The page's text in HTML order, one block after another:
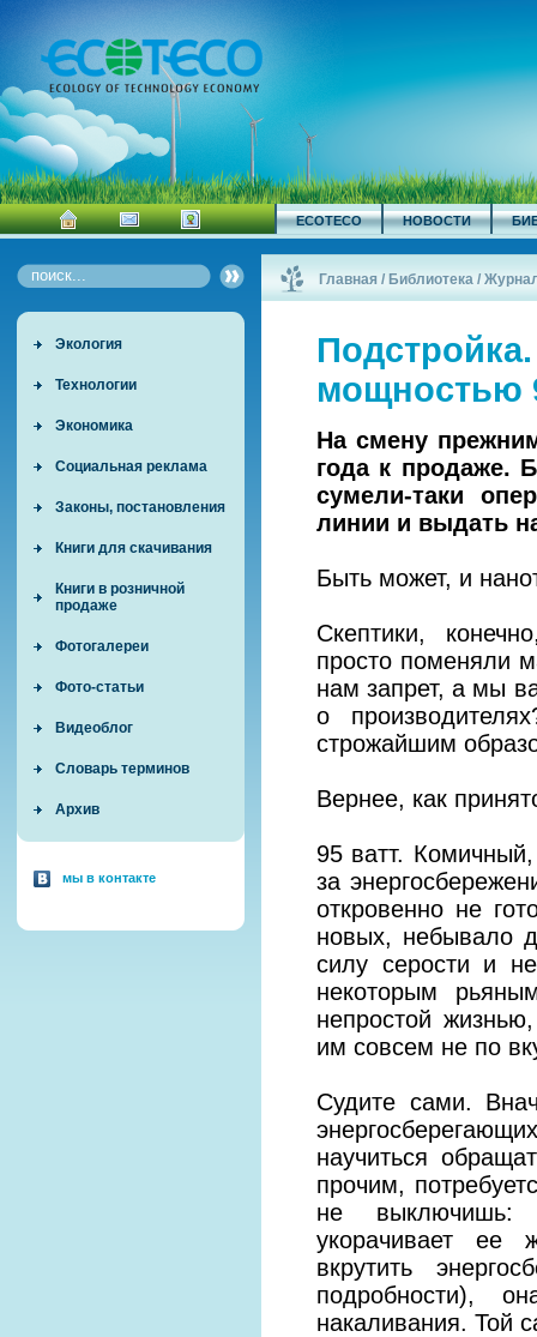
ECOTECO НОВОСТИ
Экология
Технологии
Экономика
Социальная реклама
Законы, постановления
Книги для скачивания
Книги в розничной
продаже
Фотогалереи
Фото-статьи
Видеоблог
Словарь терминов
Архив
мы в контакте
Главная / Библиотека /
мощностью
На смену
года к продаже.
сумели-таки
линии и выдать
Быть может, и
Скептики,
просто поменяли
нам запрет, а мы
о
строжайшим
Вернее, как
95 ватт.
за
откровенно не
новых, небывало
силу серости и
некоторым
непростой
им совсем не по
Судите сами.
научиться
прочим,
не выключишь:
укорачивает ее
вкрутить
подробности),
накаливания. Той